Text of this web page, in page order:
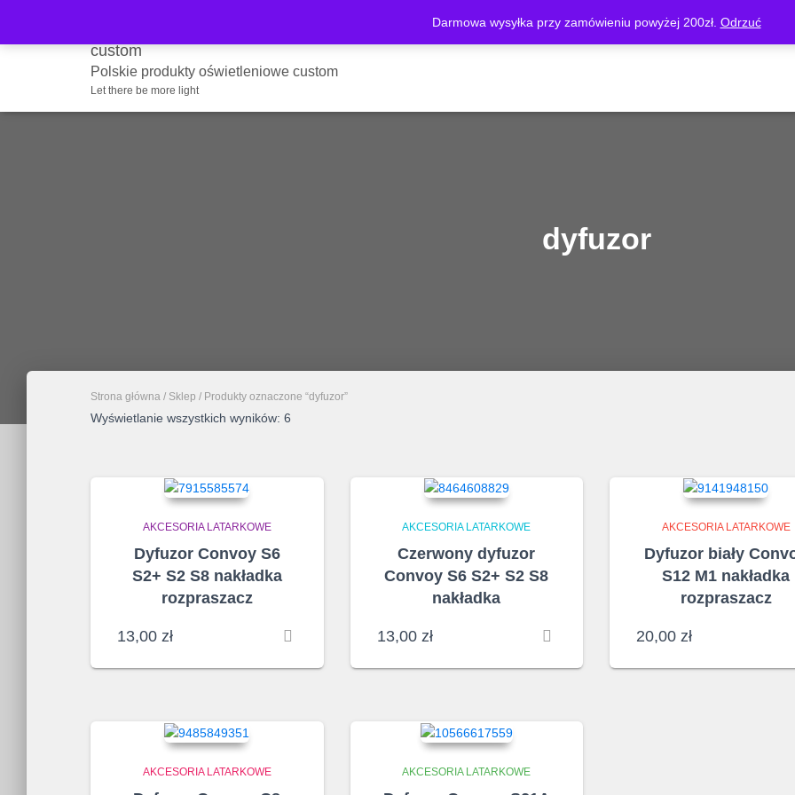
Darmowa wysyłka przy zamówieniu powyżej 200zł. Odrzuć
Polskie produkty oświetleniowe custom
Let there be more light
O FIRMIE SKLEP MOJE KONTO KOSZYK
dyfuzor
Strona główna / Sklep / Produkty oznaczone “dyfuzor”
Wyświetlanie wszystkich wyników: 6
AKCESORIA LATARKOWE
Dyfuzor Convoy S6
S2+ S2 S8 nakładka
rozpraszacz
13,00 zł
AKCESORIA LATARKOWE
Czerwony dyfuzor
Convoy S6 S2+ S2 S8
nakładka
13,00 zł
AKCESORIA LATARKOWE
Dyfuzor biały
S12 M1 nakładka
rozpraszacz
20,00 zł
AKCESORIA LATARKOWE AKCESORIA LATARKOWE